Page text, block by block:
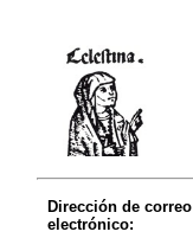
Dirección de correo
electrónico: